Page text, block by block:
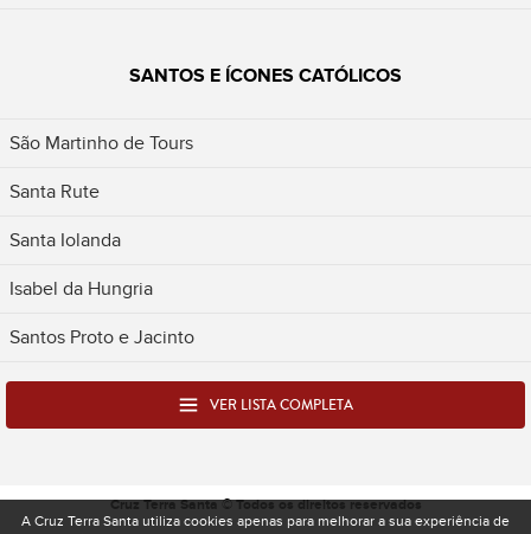
SANTOS E ÍCONES CATÓLICOS
São Martinho de Tours
Santa Rute
Santa Iolanda
Isabel da Hungria
Santos Proto e Jacinto
VER LISTA COMPLETA
Cruz Terra Santa © Todos os direitos reservados
A Cruz Terra Santa utiliza cookies apenas para melhorar a sua experiência de